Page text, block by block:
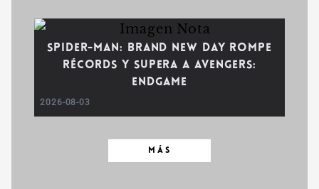
Spider-Man: Brand New Day rompe
récords y supera a Avengers:
Endgame
2026-08-03
MÁS